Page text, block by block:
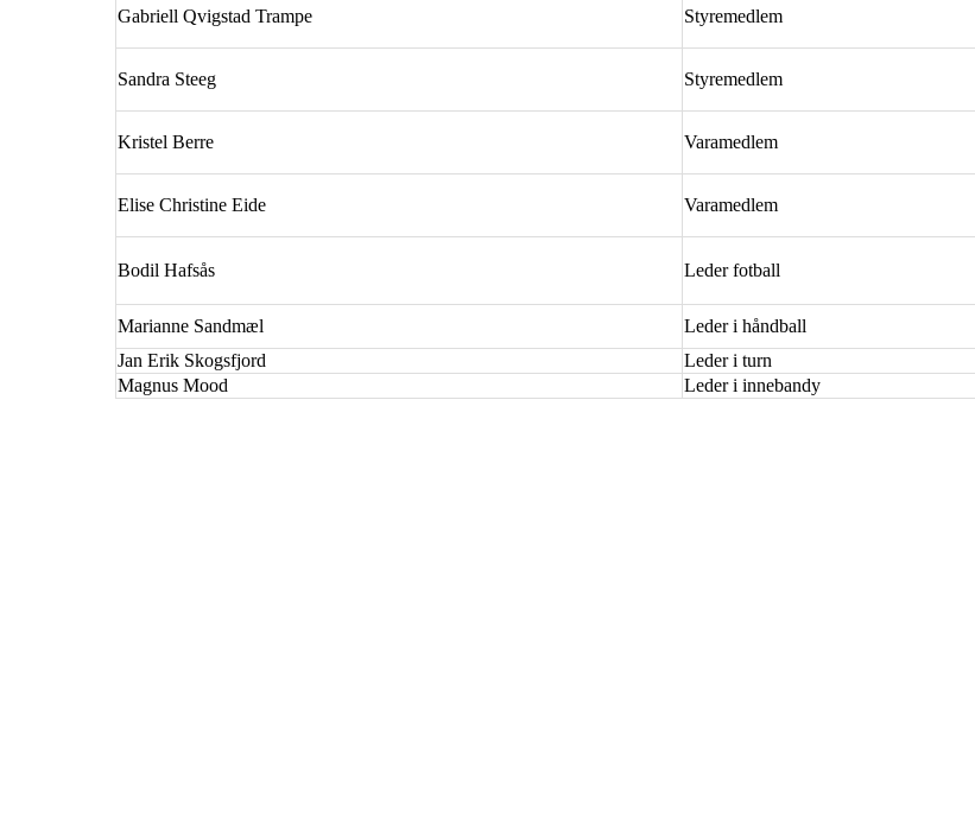
Gabriell Qvigstad Trampe Styremedlem
Sandra Steeg Styremedlem
Kristel Berre Varamedlem
Elise Christine Eide Varamedlem
Bodil Hafsås Leder fotball
Marianne Sandmæl
Leder i håndball
Jan Erik Skogsfjord
Leder i turn
Magnus Mood
Leder i innebandy